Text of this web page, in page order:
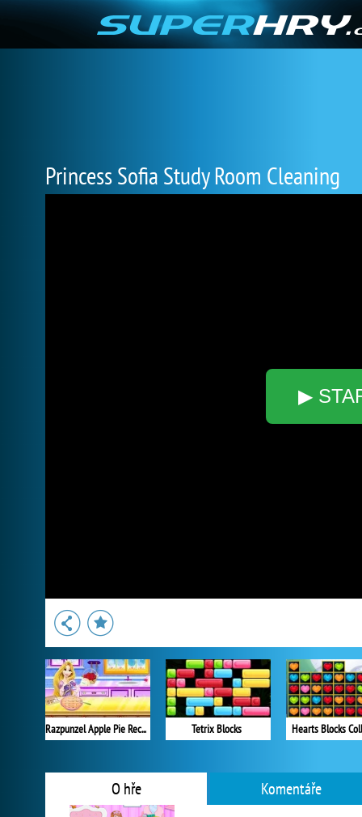
Princess Sofia Study Room Cleaning
▶
Razpunzel Apple Pie Recipe Tetrix Blocks Hearts Blocks
O hře Komentáře